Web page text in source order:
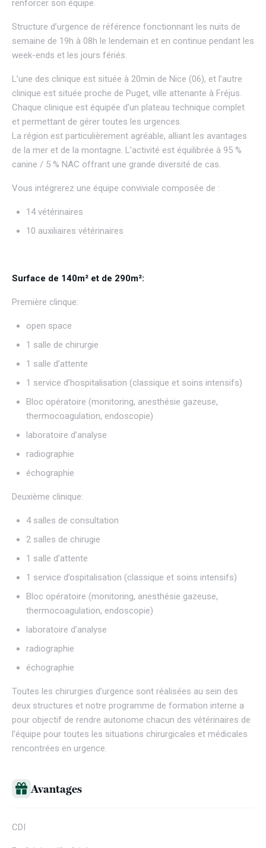
renforcer son équipe.
Structure d’urgence de référence fonctionnant les nuits de
semaine de 19h à 08h le lendemain et en continue pendant les
week-ends et les jours fériés.
L’une des clinique est située à 20min de Nice (06), et l’autre
clinique est située proche de Puget, ville attenante à Fréjus.
Chaque clinique est équipée d’un plateau technique complet
et permettant de gérer toutes les urgences.
La région est particulièrement agréable, alliant les avantages
de la mer et de la montagne. L’activité est équilibrée à 95 %
canine / 5 % NAC offrant une grande diversité de cas.
Vous intégrerez une équipe conviviale composée de :
14 vétérinaires
10 auxiliaires vétérinaires
Surface de 140m² et de 290m²:
Première clinque:
open space
1 salle de chirurgie
1 salle d’attente
1 service d’hospitalisation (classique et soins intensifs)
Bloc opératoire (monitoring, anesthésie gazeuse,
thermocoagulation, endoscopie)
laboratoire d’analyse
radiographie
échographie
Deuxième clinique:
4 salles de consultation
2 salles de chirugie
1 salle d’attente
1 service d’ospitalisation (classique et soins intensifs)
Bloc opératoire (monitoring, anesthésie gazeuse,
thermocoagulation, endoscopie)
laboratoire d’analyse
radiographie
échographie
Toutes les chirurgies d’urgence sont réalisées au sein des
deux structures et notre programme de formation interne a
pour objectif de rendre autonome chacun des vétérinaires de
l’équipe pour toutes les situations chirurgicales et médicales
rencontrées en urgence.
Avantages
CDI